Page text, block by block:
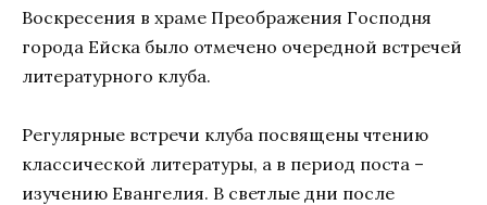
Воскресения в храме Преображения Господня
города Ейска было отмечено очередной встречей
литературного клуба.
Регулярные встречи клуба посвящены чтению
классической литературы, а в период поста –
изучению Евангелия. В светлые дни после